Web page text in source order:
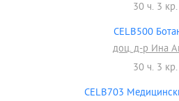
30 ч. 3 кр.
CELB500
доц. д-р Ина
30 ч. 3 кр.
CELB703